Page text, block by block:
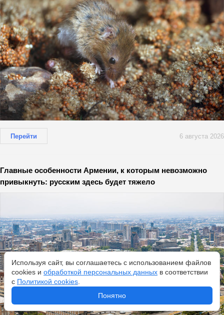
Перейти 6 августа 2026
Главные особенности Армении, к которым невозможно
привыкнуть: русским здесь будет тяжело
Используя сайт, вы соглашаетесь с использованием файлов
cookies и обработкой персональных данных в соответствии
с Политикой cookies
Понятно